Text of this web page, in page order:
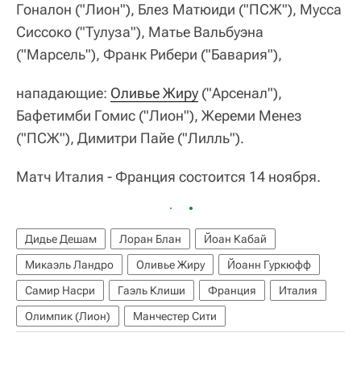
Гоналон ("Лион"), Блез Матюиди ("ПСЖ"), Мусса
Сиссоко ("Тулуза"), Матье Вальбуэна
("Марсель"), Франк Рибери ("Бавария"),
нападающие: Оливье Жиру ("Арсенал"),
Бафетимби Гомис ("Лион"), Жереми Менез
("ПСЖ"), Димитри Пайе ("Лилль").
Матч Италия - Франция состоится 14 ноября.
Дидье Дешам Лоран Блан
Йоан Кабай
Микаэль Ландро
Оливье Жиру
Йоанн Гуркюфф
Самир Насри
Гаэль Клиши Франция
Италия
Олимпик (Лион)
Манчестер Сити